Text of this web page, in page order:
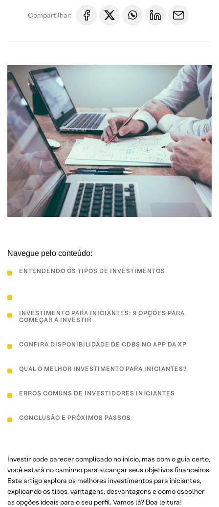
Compartilhar:
Navegue pelo conteúdo:
ENTENDENDO OS TIPOS DE INVESTIMENTOS
INVESTIMENTO PARA INICIANTES: 9 OPÇÕES PARA
COMEÇAR A INVESTIR
CONFIRA DISPONIBILIDADE DE CDBS NO APP DA XP
QUAL O MELHOR INVESTIMENTO PARA INICIANTES?
ERROS COMUNS DE INVESTIDORES INICIANTES
CONCLUSÃO E PRÓXIMOS PASSOS
Investir pode parecer complicado no início, mas com o guia certo,
você estará no caminho para alcançar seus objetivos financeiros.
Este artigo explora os melhores investimentos para iniciantes,
explicando os tipos, vantagens, desvantagens e como escolher
as opções ideais para o seu perfil. Vamos lá? Boa leitura!